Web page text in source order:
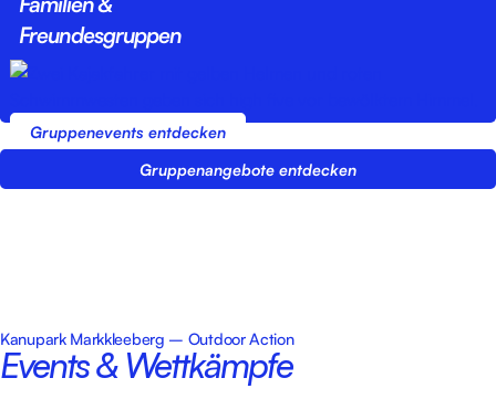
Freundesgruppen
Gruppenevents entdecken
Gruppenangebote entdecken
Kanupark Markkleeberg – Outdoor Action
Events & Wettkämpfe